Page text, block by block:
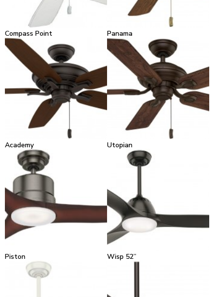
Compass Point Panama
Academy Utopian
Piston Wisp 52”